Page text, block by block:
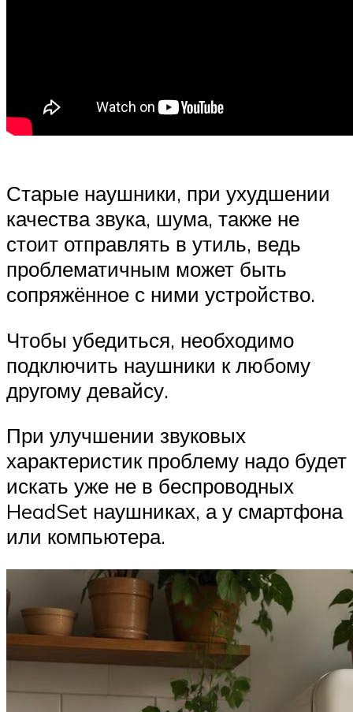
Старые наушники, при ухудшении
качества звука, шума, также не
стоит отправлять в утиль, ведь
проблематичным может быть
сопряжённое с ними устройство.
Чтобы убедиться, необходимо
подключить наушники к любому
другому девайсу.
При улучшении звуковых
характеристик проблему надо будет
искать уже не в беспроводных
HeadSet наушниках, а у смартфона
или компьютера.